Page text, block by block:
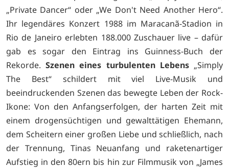
„Private Dancer“ oder „We Don't Need Another Hero“.
Ihr legendäres Konzert 1988 im Maracanã-Stadion in
Rio de Janeiro erlebten 188.000 Zuschauer live – dafür
gab es sogar den Eintrag ins Guinness-Buch der
Rekorde.Szenen eines turbulenten Lebens„Simply
The Best“ schildert mit viel Live-Musik und
beeindruckenden Szenen das bewegte Leben der Rock-
Ikone: Von den Anfangserfolgen, der harten Zeit mit
einem drogensüchtigen und gewalttätigen Ehemann,
dem Scheitern einer großen Liebe und schließlich, nach
der Trennung, Tinas Neuanfang und raketenartiger
Aufstieg in den 80ern bis hin zur Filmmusik von „James